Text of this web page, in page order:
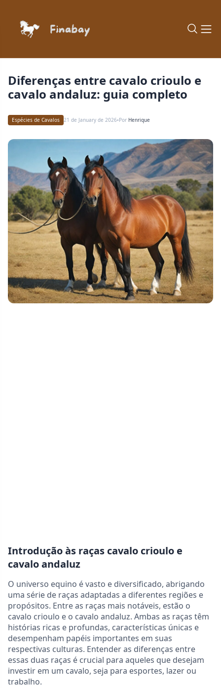
Espécies de Cavalos 21 de January de 2026•Por Henrique
Diferenças entre cavalo crioulo e
cavalo andaluz: guia completo
Introdução às raças cavalo crioulo e
cavalo andaluz
O universo equino é vasto e diversificado, abrigando
uma série de raças adaptadas a diferentes regiões e
propósitos. Entre as raças mais notáveis, estão o
cavalo crioulo e o cavalo andaluz. Ambas as raças têm
histórias ricas e profundas, características únicas e
desempenham papéis importantes em suas
respectivas culturas. Entender as diferenças entre
essas duas raças é crucial para aqueles que desejam
investir em um cavalo, seja para esportes, lazer ou
trabalho.